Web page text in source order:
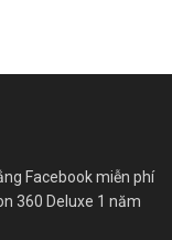
Facebook miễn phí
360 Deluxe 1 năm